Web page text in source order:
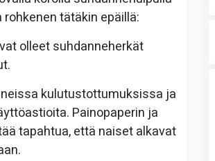
tätäkin epäillä:
olleet suhdanneherkät
kulutustottumuksissa ja
Painopaperin ja
tapahtua, että naiset alkavat